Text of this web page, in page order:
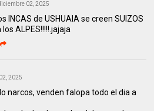
02, 2025
INCAS de USHUAIA se creen SUIZOS
ALPES!!!!!.jajaja
2025
narcos, venden falopa todo el dia a